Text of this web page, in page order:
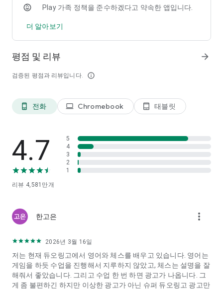
Play 가족 정책을 준수하겠다고 약속한 앱입니다.
더 알아보기
평점 및 리뷰
검증된 평점과 리뷰입니다. info_outline
arrow_forward
phone_android 전화 laptop Chromebook tablet_android 태블릿
4.7
리뷰 4,581만개
5
4
3
2
1
한고은 more_vert
2026년 3월 16일
저는 현재 듀오링고에서 영어와 체스를 배우고 있습니다. 영어는
게임을 하듯 수업을 진행해서 지루하지 않았고, 체스는 설명을 잘
해줘서 좋았습니다. 그리고 수업 한 번 하면 광고가 나옵니다. 그
게 좀 불편하긴 하지만 이상한 광고가 아닌 슈퍼 듀오링고 광고만